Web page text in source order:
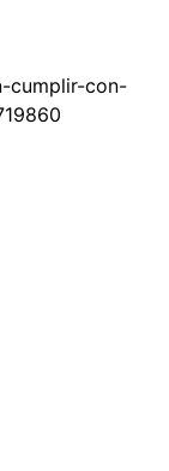
cumplir-con-